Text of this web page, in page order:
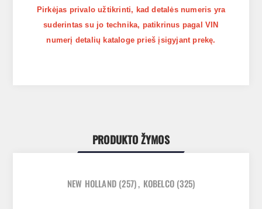
Pirkėjas privalo užtikrinti, kad detalės numeris yra
suderintas su jo technika, patikrinus pagal VIN
numerį detalių kataloge prieš įsigyjant prekę.
PRODUKTO ŽYMOS
NEW HOLLAND (257), KOBELCO (325)